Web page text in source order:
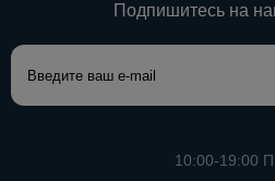
Подпишитесь на
10:00-19:00